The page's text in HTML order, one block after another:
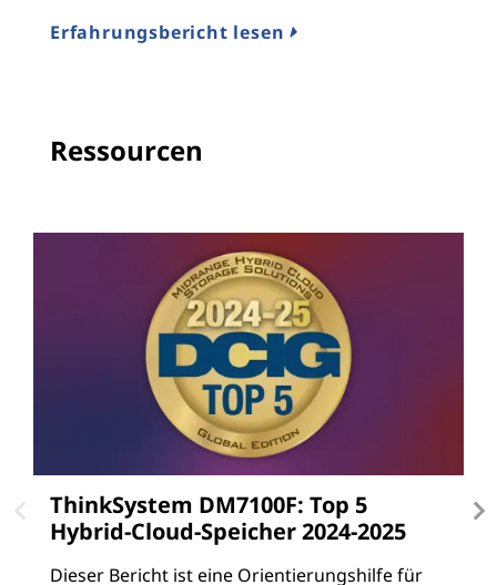
Erfahrungsbericht lesen
Ressourcen
ThinkSystem DM7100F: Top 5
Hybrid-Cloud-Speicher 2024-2025
Dieser Bericht ist eine Orientierungshilfe für